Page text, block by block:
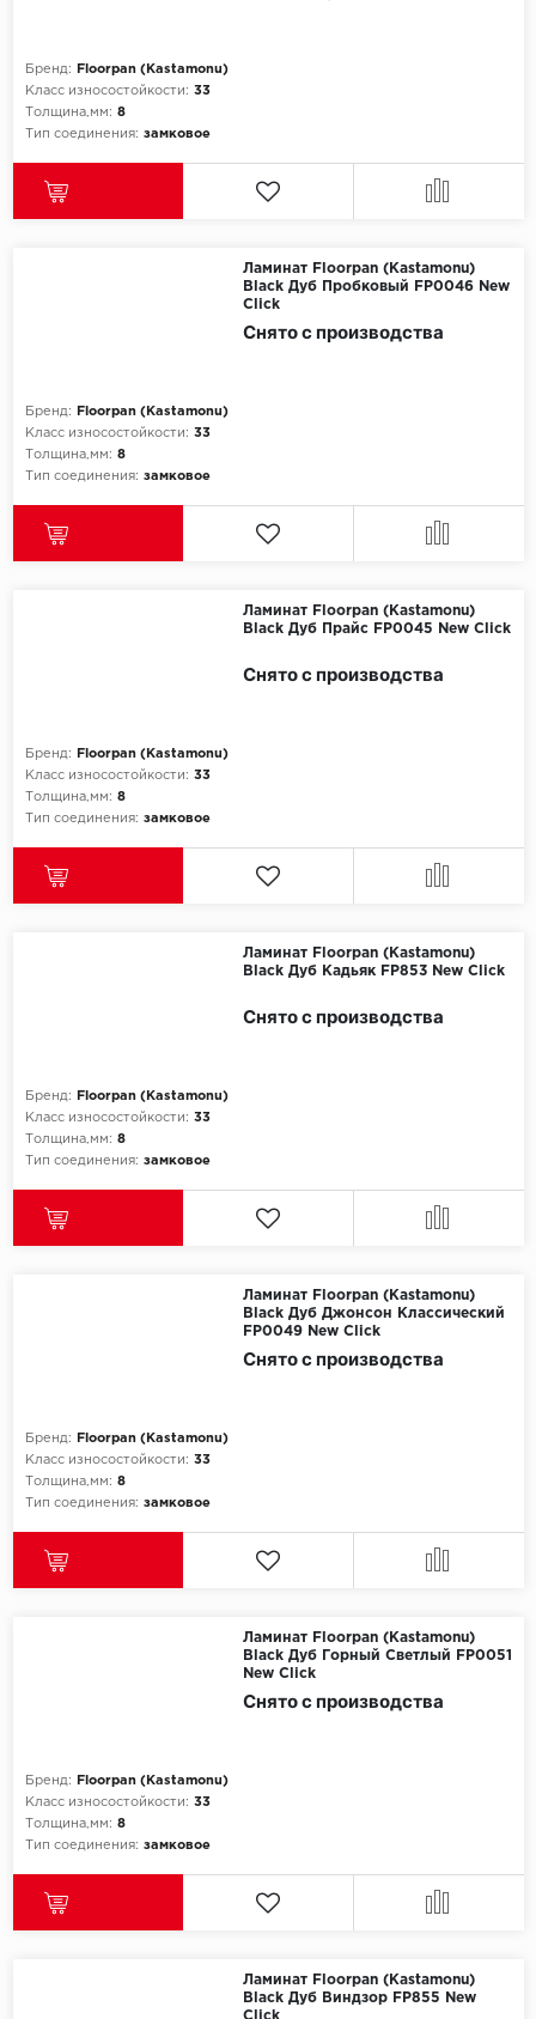
Бренд:
Floorpan (Kastamonu)
Класс износостойкости: 33
Толщина,мм: 8
Тип соединения: замковое
Ламинат Floorpan (Kastamonu)
Black Дуб Пробковый FP0046 New
Click
Бренд:
Floorpan (Kastamonu)
Класс износостойкости: 33
Толщина,мм: 8
Тип соединения: замковое
Снято с производства
Ламинат Floorpan (Kastamonu)
Black Дуб Прайс FP0045 New Click
Бренд:
Floorpan (Kastamonu)
Класс износостойкости: 33
Толщина,мм: 8
Тип соединения: замковое
Снято с производства
Ламинат Floorpan (Kastamonu)
Black Дуб Кадьяк FP853 New Click
Бренд:
Floorpan (Kastamonu)
Класс износостойкости: 33
Толщина,мм: 8
Тип соединения: замковое
Снято с производства
Ламинат Floorpan (Kastamonu)
Black Дуб Джонсон Классический
FP0049 New Click
Бренд:
Floorpan (Kastamonu)
Класс износостойкости: 33
Толщина,мм: 8
Тип соединения: замковое
Снято с производства
Ламинат Floorpan (Kastamonu)
Black Дуб Горный Светлый FP0051
New Click
Бренд:
Floorpan (Kastamonu)
Класс износостойкости: 33
Толщина,мм: 8
Тип соединения: замковое
Снято с производства
Ламинат Floorpan (Kastamonu)
Black Дуб Виндзор FP855 New
Click